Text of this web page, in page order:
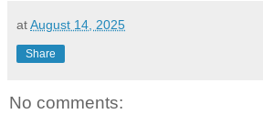
atAugust 14, 2025
Share
No comments: